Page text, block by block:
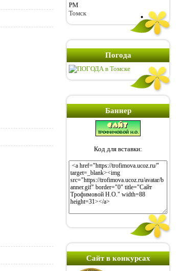
PM
Томск
Погода
Баннер
Код для вставки:
Сайт в конкурсах